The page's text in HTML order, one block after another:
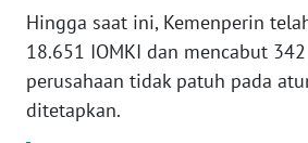
Hingga saat ini, Kemenperin
18.651 IOMKI dan mencabut
perusahaan tidak patuh pada
ditetapkan.
BERITA
KONTAK
KAMI